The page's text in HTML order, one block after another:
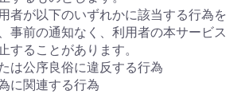
者が以下のいずれかに該当する行為を
事前の通知なく、利用者の本サービス
することがあります。
は公序良俗に違反する行為
に関連する行為